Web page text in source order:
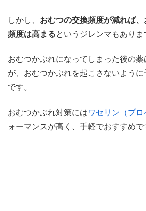
しかし、 おむつの交換頻度が減れば
頻度は高まるというジレンマもありま
おむつかぶれになってしまった後の
が、おむつかぶれを起こさないよう
です。
おむつかぶれ対策にはワセリン（プロ
ォーマンスが高く、手軽でおすすめで